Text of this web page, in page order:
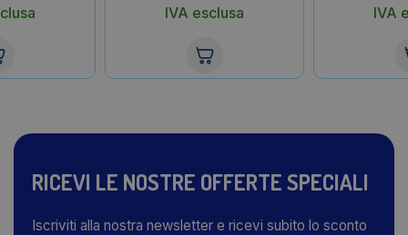
IVA esclusa IVA
RICEVI LE NOSTRE OFFERTE SPECIALI
Iscriviti alla nostra newsletter e ricevi subito lo sconto